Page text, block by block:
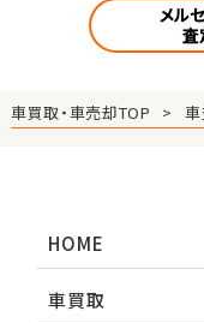
メル
査
車買取・車売却TOP
HOME
車買取